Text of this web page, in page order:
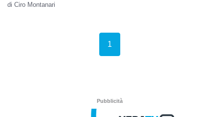
di Ciro Montanari
1
Pubblicità